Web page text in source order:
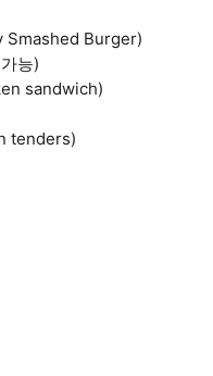
Smashed Burger)
능)
sandwich)
tenders)